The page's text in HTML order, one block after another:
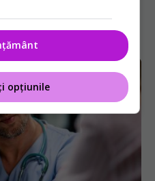
o rată record de
80%
opțiunile